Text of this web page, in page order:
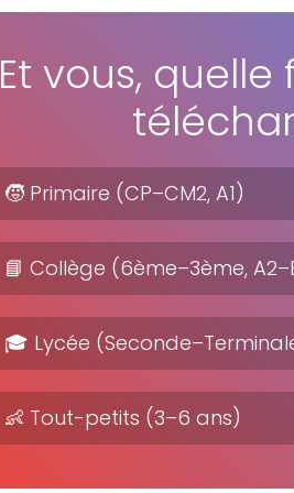
Et vous,
🧒 Primaire (CP–CM2, A1)
📘 Collège (6ème–3ème,
🎓 Lycée
👶 Tout-petits (3–6 ans)